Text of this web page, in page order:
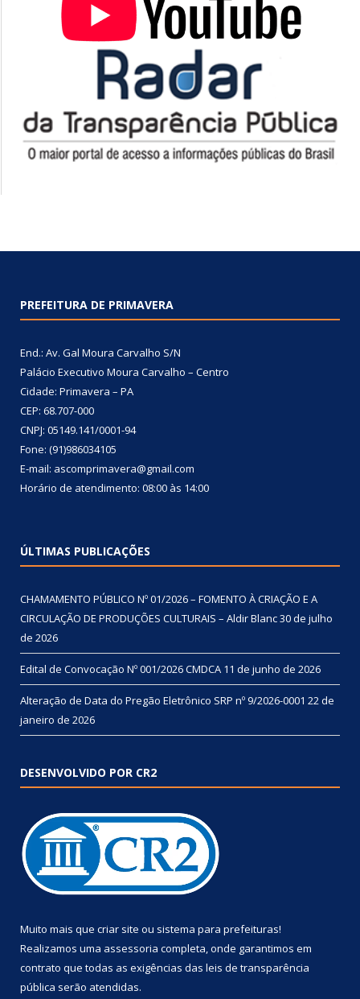
PREFEITURA DE PRIMAVERA
End.: Av. Gal Moura Carvalho S/N
Palácio Executivo Moura Carvalho – Centro
Cidade: Primavera – PA
CEP: 68.707-000
CNPJ: 05149.141/0001-94
Fone: (91)986034105
E-mail: ascomprimavera@gmail.com
Horário de atendimento: 08:00 às 14:00
ÚLTIMAS PUBLICAÇÕES
CHAMAMENTO PÚBLICO Nº 01/2026 – FOMENTO À CRIAÇÃO E A
CIRCULAÇÃO DE PRODUÇÕES CULTURAIS – Aldir Blanc30 de julho
de 2026
Edital de Convocação Nº 001/2026 CMDCA 11 de junho de 2026
Alteração de Data do Pregão Eletrônico SRP nº 9/2026-0001 22 de
janeiro de 2026
DESENVOLVIDO POR CR2
Muito mais que criar site ou sistema para prefeituras!
Realizamos uma assessoria completa, onde garantimos em
contrato que todas as exigências das leis de transparência
pública serão atendidas.